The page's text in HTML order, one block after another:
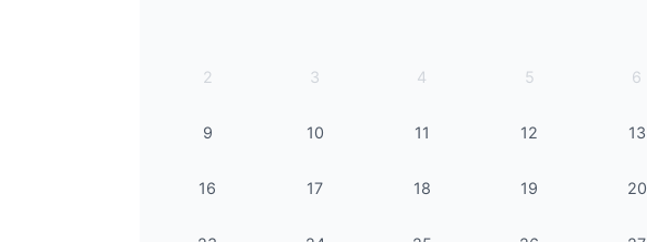
2 3 4 5 6
9 10 11 12 13
16 17 18 19 20